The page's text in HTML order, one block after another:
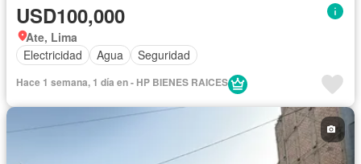
USD100,000
Ate, Lima
Electricidad
Agua Seguridad
Hace 1 semana, 1 día en - HP BIENES RAICES